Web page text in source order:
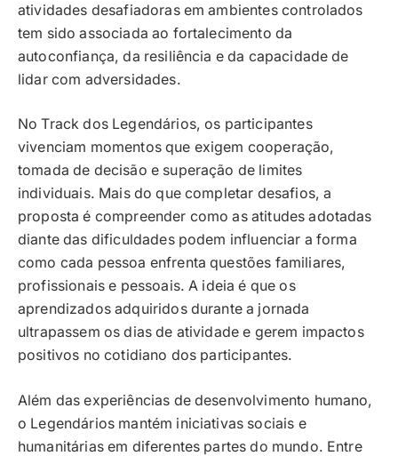
atividades desafiadoras em ambientes controlados
tem sido associada ao fortalecimento da
autoconfiança, da resiliência e da capacidade de
lidar com adversidades.
No Track dos Legendários, os participantes
vivenciam momentos que exigem cooperação,
tomada de decisão e superação de limites
individuais. Mais do que completar desafios, a
proposta é compreender como as atitudes adotadas
diante das dificuldades podem influenciar a forma
como cada pessoa enfrenta questões familiares,
profissionais e pessoais. A ideia é que os
aprendizados adquiridos durante a jornada
ultrapassem os dias de atividade e gerem impactos
positivos no cotidiano dos participantes.
Além das experiências de desenvolvimento humano,
o Legendários mantém iniciativas sociais e
humanitárias em diferentes partes do mundo. Entre